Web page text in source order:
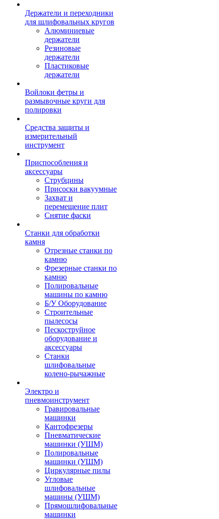
Держатели и переходники
для шлифовальных кругов
Алюминиевые
держатели
Резиновые
держатели
Пластиковые
держатели
Войлоки фетры и
размывочные круги для
полировки
Средства защиты и
измерительный
инструмент
Приспособления и
аксессуары
Струбцины
Присоски вакуумные
Захват и
перемещение плит
Снятие фаски
Станки для обработки
камня
Отрезные станки по
камню
Фрезерные станки по
камню
Полировальные
машины по камню
Б/У Оборудование
Строительные
пылесосы
Пескоструйное
оборудование и
аксессуары
Станки
шлифовальные
колено-рычажные
Электро и
пневмоинструмент
Гравировальные
машинки
Кантофрезеры
Пневматические
машинки (УШМ)
Полировальные
машинки (УШМ)
Циркулярные пилы
Угловые
шлифовальные
машины (УШМ)
Прямошлифовальные
машинки